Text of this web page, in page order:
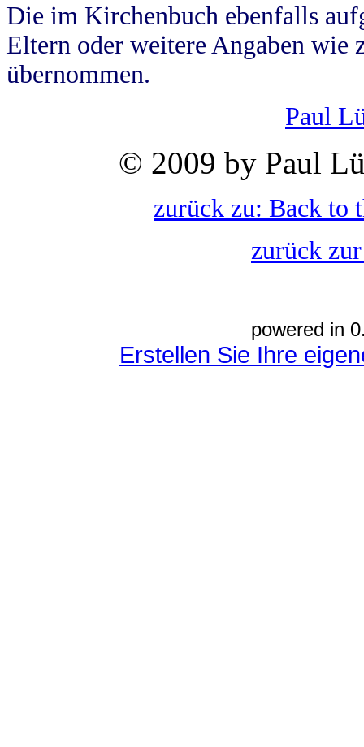
Die im Kirchenbuch ebenfalls
Eltern oder weitere Angaben wie
übernommen.
Paul
© 2009 by Paul
zurück zu: Back to
zurück
powered in
Erstellen Sie Ihre